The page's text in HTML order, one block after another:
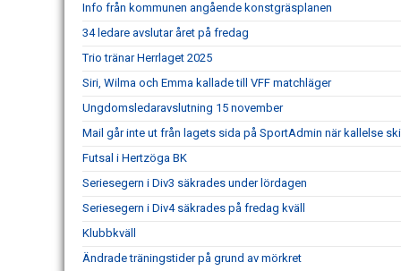
Info från kommunen angående konstgräsplanen
34 ledare avslutar året på fredag
Trio tränar Herrlaget 2025
Siri, Wilma och Emma kallade till VFF matchläger
Ungdomsledaravslutning 15 november
Mail går inte ut från lagets sida på SportAdmin när kallelse
Futsal i Hertzöga BK
Seriesegern i Div3 säkrades under lördagen
Seriesegern i Div4 säkrades på fredag kväll
Klubbkväll
Ändrade träningstider på grund av mörkret